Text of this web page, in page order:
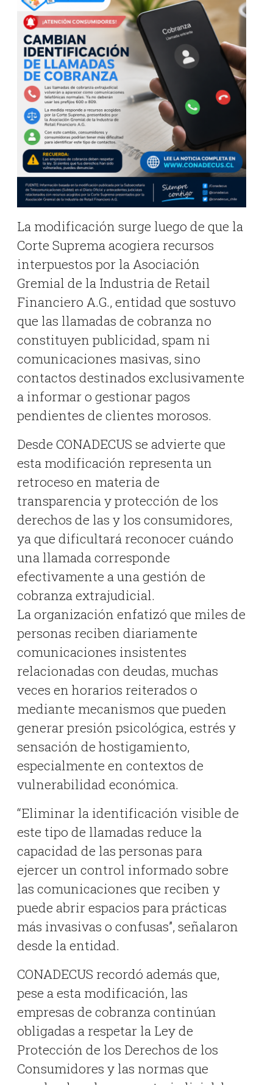
La modificación surge luego de que la
Corte Suprema acogiera recursos
interpuestos por la Asociación
Gremial de la Industria de Retail
Financiero A.G., entidad que sostuvo
que las llamadas de cobranza no
constituyen publicidad, spam ni
comunicaciones masivas, sino
contactos destinados exclusivamente
a informar o gestionar pagos
pendientes de clientes morosos.
Desde CONADECUS se advierte que
esta modificación representa un
retroceso en materia de
transparencia y protección de los
derechos de las y los consumidores,
ya que dificultará reconocer cuándo
una llamada corresponde
efectivamente a una gestión de
cobranza extrajudicial.
La organización enfatizó que miles de
personas reciben diariamente
comunicaciones insistentes
relacionadas con deudas, muchas
veces en horarios reiterados o
mediante mecanismos que pueden
generar presión psicológica, estrés y
sensación de hostigamiento,
especialmente en contextos de
vulnerabilidad económica.
“Eliminar la identificación visible de
este tipo de llamadas reduce la
capacidad de las personas para
ejercer un control informado sobre
las comunicaciones que reciben y
puede abrir espacios para prácticas
más invasivas o confusas”, señalaron
desde la entidad.
CONADECUS recordó además que,
pese a esta modificación, las
empresas de cobranza continúan
obligadas a respetar la Ley de
Protección de los Derechos de los
Consumidores y las normas que